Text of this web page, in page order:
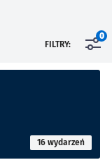
FILTRY:
0
16 wydarzeń